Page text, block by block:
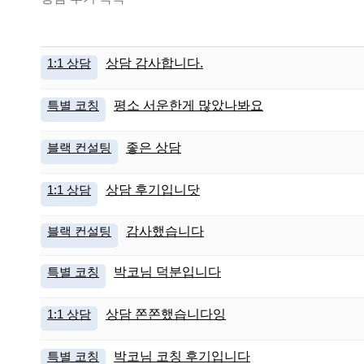
1:1 상담 상담 감사합니다.
특별 코칭 평소 서운한게 많았나봐요
블랙 컨설팅 좋은 상담
1:1 상담 상담 후기입니닷
블랙 컨설팅 감사했습니다
특별 코칭 박코님 덕분입니다
1:1 상담 상담 쫀쫀했습니다잉
특별 코칭 박코님 코칭 후기입니다